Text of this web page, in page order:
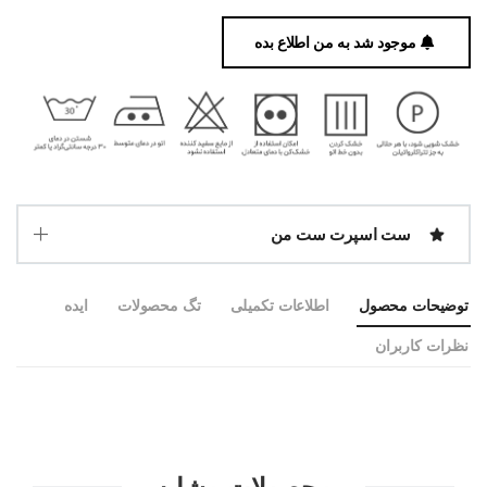
موجود شد به من اطلاع بده
ست اسپرت ست من
توضیحات محصول اطلاعات تکمیلی تگ محصولات ایده
نظرات کاربران